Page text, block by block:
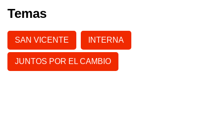
Temas
SAN VICENTE INTERNA
JUNTOS POR EL CAMBIO